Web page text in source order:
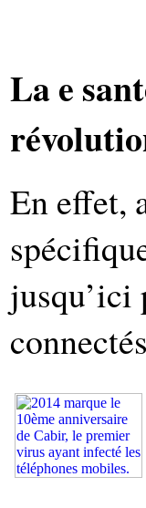
La e
En effet,
jusqu’ici